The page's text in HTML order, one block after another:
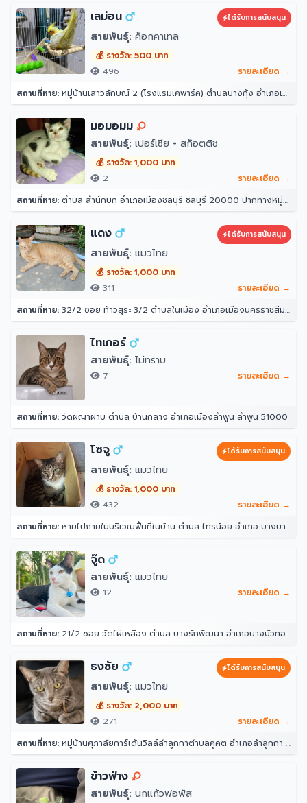
เลม่อน ได้รับการสนับสนุน
สายพันธุ์: ค็อกคาเทล
💰 รางวัล: 500 บาท
496
รายละเอียด →
สถานที่หาย: หมู่บ้านเสาวลักษณ์ 2 (โรงแรมเคพาร์ค) ตำบลบางกุ้ง อำเภอเมืองสุราษฎร์ธานี สุราษฎร์ธานี 84000
มอมอมม
สายพันธุ์: เปอร์เซีย + สก็อตติช
💰 รางวัล: 1,000 บาท
2
รายละเอียด →
สถานที่หาย: ตำบล สำนักบก อำเภอเมืองชลบุรี ชลบุรี 20000 ปากทางหมู่บ้านสุดอินวิล
แดง ได้รับการสนับสนุน
สายพันธุ์: แมวไทย
💰 รางวัล: 1,000 บาท
311
รายละเอียด →
สถานที่หาย: 32/2 ซอย ท้าวสุระ 3/2 ตำบลในเมือง อำเภอเมืองนครราชสีมา นครราชสีมา 30000
ไทเกอร์
สายพันธุ์: ไม่ทราบ
7 รายละเอียด →
สถานที่หาย: วัดผญาผาบ ตำบล บ้านกลาง อำเภอเมืองลำพูน ลำพูน 51000
โซจู ได้รับการสนับสนุน
สายพันธุ์: แมวไทย
💰 รางวัล: 1,000 บาท
432
รายละเอียด →
สถานที่หาย: หายไปภายในบริเวณฟื้นที่ในบ้าน ตำบล ไทรน้อย อำเภอ บางบาล จังหวัดพระนครศรีอยุธยา 13250
จู๊ด
สายพันธุ์: แมวไทย
12 รายละเอียด →
สถานที่หาย: 21/2 ซอย วัดไผ่เหลือง ตำบล บางรักพัฒนา อำเภอบางบัวทอง นนทบุรี 11110
ธงชัย ได้รับการสนับสนุน
สายพันธุ์: แมวไทย
💰 รางวัล: 2,000 บาท
271
รายละเอียด →
สถานที่หาย: หมู่บ้านศุภาลัยการ์เด้นวิลล์ลำลูกกาตำบลคูคต อำเภอลำลูกกา ปทุมธานี 12130
ข้าวฟ่าง
สายพันธุ์: นกแก้วฟอพัส